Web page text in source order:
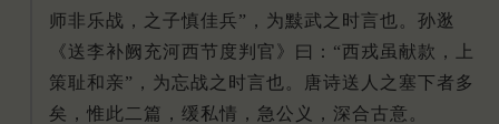
师非乐战，之子慎佳兵”，为黩武之时言也。孙逖
《送李补阙充河西节度判官》曰：“西戎虽献款，上
策耻和亲”，为忘战之时言也。唐诗送人之塞下者多
矣，惟此二篇，缓私情，急公义，深合古意。